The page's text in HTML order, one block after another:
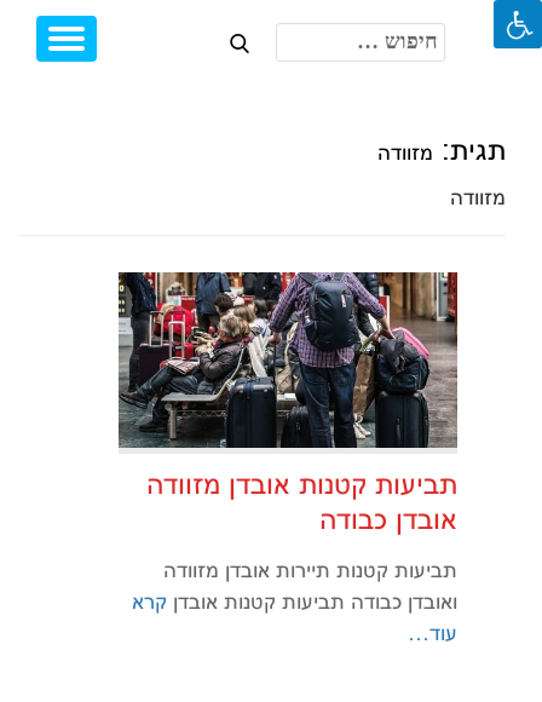
חיפוש:
תגית: מזוודה
מזוודה
תביעות קטנות אובדן מזוודה
אובדן כבודה
תביעות קטנות תיירות אובדן מזוודה
ואובדן כבודה תביעות קטנות אובדן קרא
עוד…